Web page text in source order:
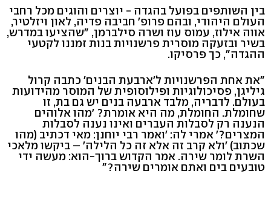
בין השותפים בפועל בהגדה - יוצרים והוגים מכל רחבי
העולם היהודי, ובהם פרופ' חביבה פדיה, לאון ויזלטיר,
אווה אילוז, עמוס עוז ושרה סילברמן, "שהציעו במדרש,
בשיר ובזעקה מוסרית פרשנויות בנות זמננו לקטעי
ההגדה", כך פרסיקו.
"את אחת הפרשנויות ל'ארבעת הבנים' כתבה קרול
גיליגן, פסיכולוגיות ופילוסופית של המוסר מהידועות
בעולם. לדבריה, מלבד ארבעה בנים יש גם בת, זו
שחומלת. החומלת, מה היא אומרת? 'מהו אלוהים
הנענה רק לסבלות העברים ואינו נענה לסבלות
המצרים?' אמרי לה: 'ואמר רבי יוחנן: מאי דכתיב (מהו
שכתוב) 'ולא קרב זה אלא זה כל הלילה' – ביקשו מלאכי
השרת לומר שירה. אמר הקדוש ברוך-הוא: מעשה ידי
טובעים בים ואתם אומרים שירה?"